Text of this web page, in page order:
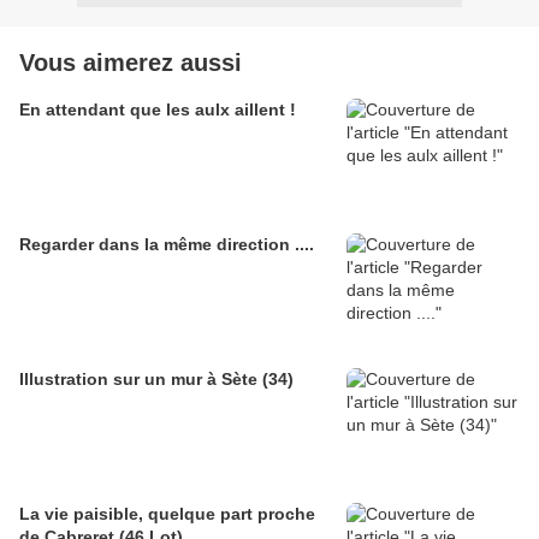
Vous aimerez aussi
En attendant que les aulx aillent !
Regarder dans la même direction ....
Illustration sur un mur à Sète (34)
La vie paisible, quelque part proche